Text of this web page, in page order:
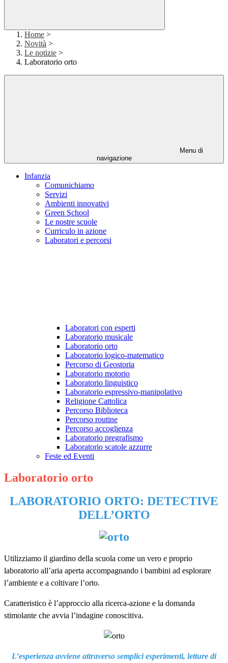
Home >
Novità >
Le notizie >
Laboratorio orto
Menu di
navigazione
Infanzia
Comunichiamo
Servizi
Ambienti innovativi
Green School
Le nostre scuole
Curriculo in azione
Laboratori e percorsi
Laboratori con esperti
Laboratorio musicale
Laboratorio orto
Laboratorio logico-matematico
Percorso di Geostoria
Laboratorio motorio
Laboratorio linguistico
Laboratorio espressivo-manipolativo
Religione Cattolica
Percorso Biblioteca
Percorso routine
Percorso accoglienza
Laboratorio pregrafismo
Laboratorio scatole azzurre
Feste ed Eventi
Laboratorio orto
LABORATORIO ORTO: DETECTIVE
DELL’ORTO
Utilizziamo il giardino della scuola come un vero e proprio
laboratorio all’aria aperta accompagnando i bambini ad esplorare
l’ambiente e a coltivare l’orto.
Caratteristico è l’approccio alla ricerca-azione e la domanda
stimolante che avvia l’indagine conoscitiva.
L’esperienza avviene attraverso semplici esperimenti, letture di